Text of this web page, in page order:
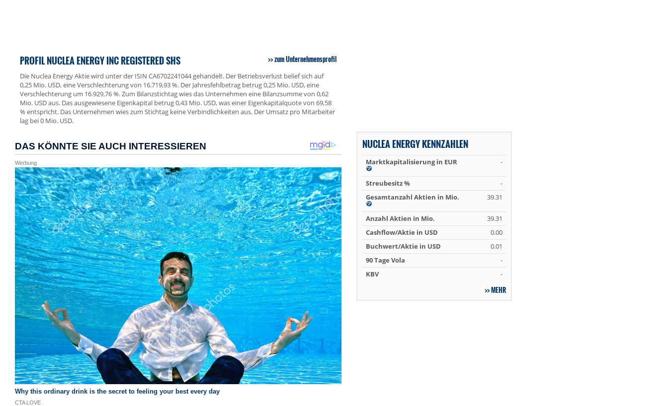
PROFIL NUCLEA ENERGY INC REGISTERED SHS zum Unternehmensprofil
Die Nuclea Energy Aktie wird unter der ISIN CA6702241044 gehandelt. Der Betriebsverlust belief sich auf
0,25 Mio. USD, eine Verschlechterung von 16.719,93 %. Der Jahresfehlbetrag betrug 0,25 Mio. USD, eine
Verschlechterung um 16.929,76 %. Zum Bilanzstichtag wies das Unternehmen eine Bilanzsumme von 0,62
Mio. USD aus. Das ausgewiesene Eigenkapital betrug 0,43 Mio. USD, was einer Eigenkapitalquote von 69,58
% entspricht. Das Unternehmen wies zum Stichtag keine Verbindlichkeiten aus. Der Umsatz pro Mitarbeiter
lag bei 0 Mio. USD.
NUCLEA ENERGY KENNZAHLEN
Marktkapitalisierung in EUR -
Streubesitz %
-
Gesamtanzahl Aktien in Mio.
39.31
Anzahl Aktien in Mio.
39.31
Cashflow/Aktie in USD
0.00
Buchwert/Aktie in USD
0.01
90 Tage Vola
-
KBV
-
MEHR